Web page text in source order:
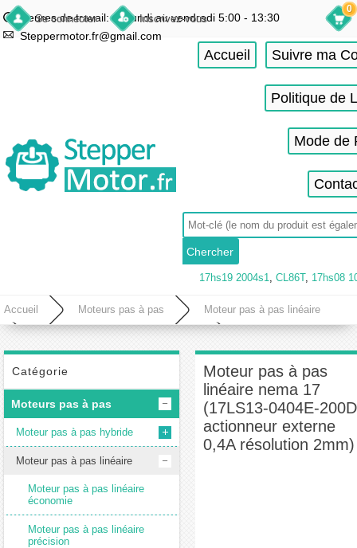
Se connecter Inscrivez-vous
Heures de travail: du lundi au vendredi 5:00 - 13:30
Steppermotor.fr@gmail.com
0
Accueil Suivre ma
Politique de
Mode de
17hs19 2004s1, CL86T, 17hs08
Accueil Moteurs pas à pas Moteur pas à pas linéaire
nema 17 (17LS13-0404E-200D actionneur externe 0,4A résolution 2mm)
Catégorie
Moteurs pas à pas
Moteur pas à pas hybride
Moteur pas à pas linéaire
Moteur pas à pas linéaire
économie
Moteur pas à pas linéaire
précision
Moteur pas à pas
linéaire nema 17
(17LS13-0404E-200D
actionneur externe
0,4A résolution 2mm)